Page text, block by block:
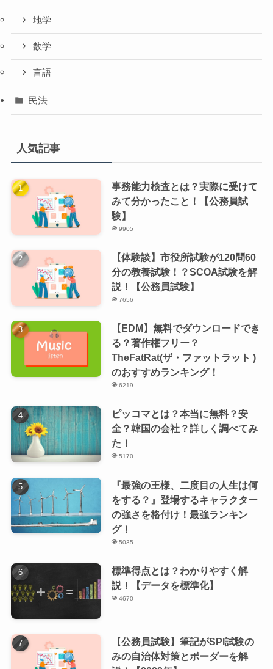
地学
数学
言語
民法
人気記事
事務能力検査とは？実際に受けて
みて分かったこと！【公務員試
験】
9905
【体験談】市役所試験が120問60
分の教養試験！？SCOA試験を解
説！【公務員試験】
7656
【EDM】無料でダウンロードでき
る？著作権フリー？
TheFatRat(ザ・ファットラット )
のおすすめランキング！
6219
ピッコマとは？本当に無料？安
全？韓国の会社？詳しく調べてみ
た！
5170
『最強の王様、二度目の人生は何
をする？』登場するキャラクター
の強さを格付け！最強ランキン
グ！
5035
標準得点とは？わかりやすく解
説！【データを標準化】
4670
【公務員試験】筆記がSPI試験の
みの自治体対策とボーダーを解